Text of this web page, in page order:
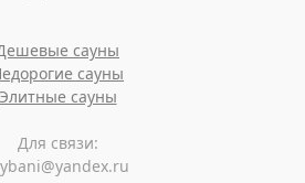
сауны
сауны
Элитные сауны
Для связи: